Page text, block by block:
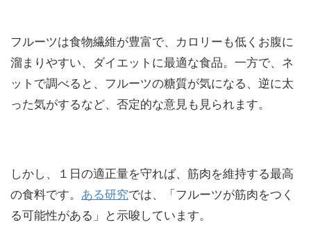
フルーツは食物繊維が豊富で、カロリーも低くお腹に
溜まりやすい、ダイエットに最適な食品。一方で、ネ
ットで調べると、フルーツの糖質が気になる、逆に太
った気がするなど、否定的な意見も見られます。
しかし、１日の適正量を守れば、筋肉を維持する最高
の食料です。 ある研究では、「フルーツが筋肉をつく
る可能性がある」と示唆しています。